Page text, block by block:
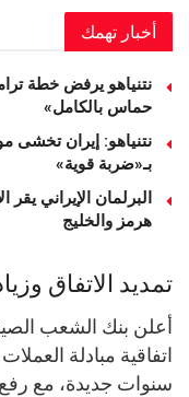
أخبار تهمك
نتنياهو يرفض خطة
حماس بالكامل»
نتنياهو: إيران تخشى
بـ«ضربة قوية»
البرلمان الإيراني
هرمز والخليج
تمديد الاتفاق
أعلن بنك الشعب
اتفاقية مبادلة